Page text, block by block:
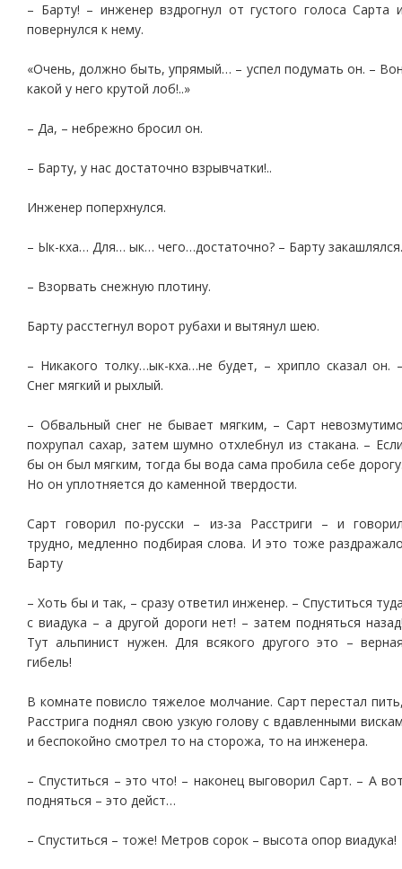
– Барту! – инженер вздрогнул от густого голоса Сарта
повернулся к нему.
«Очень, должно быть, упрямый… – успел подумать он. –
какой у него крутой лоб!..»
– Да, – небрежно бросил он.
– Барту, у нас достаточно взрывчатки!..
Инженер поперхнулся.
– Ык-кха… Для… ык… чего…достаточно? – Барту закашлялся.
– Взорвать снежную плотину.
Барту расстегнул ворот рубахи и вытянул шею.
– Никакого толку…ык-кха…не будет, – хрипло сказал он.
Снег мягкий и рыхлый.
– Обвальный снег не бывает мягким, – Сарт
похрупал сахар, затем шумно отхлебнул из стакана. –
бы он был мягким, тогда бы вода сама пробила себе
Но он уплотняется до каменной твердости.
Сарт говорил по-русски – из-за Расстриги – и
трудно, медленно подбирая слова. И это тоже
Барту
– Хоть бы и так, – сразу ответил инженер. – Спуститься
с виадука – а другой дороги нет! – затем подняться
Тут альпинист нужен. Для всякого другого это –
гибель!
В комнате повисло тяжелое молчание. Сарт перестал
Расстрига поднял свою узкую голову с вдавленными
и беспокойно смотрел то на сторожа, то на инженера.
– Спуститься – это что! – наконец выговорил Сарт. – А
подняться – это дейст…
– Спуститься – тоже! Метров сорок – высота опор виадука!